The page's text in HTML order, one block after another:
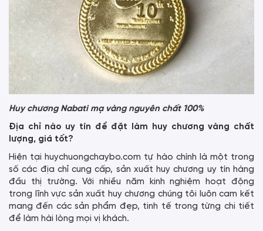
Huy chương Nabati mạ vàng nguyên chất 100%
Địa chỉ nào uy tín để đặt làm huy chương vàng chất
lượng, giá tốt?
Hiện tại huychuongchaybo.com tự hào chính là một trong
số các địa chỉ cung cấp, sản xuất huy chương uy tín hàng
đầu thị trường. Với nhiều năm kinh nghiệm hoạt động
trong lĩnh vực sản xuất huy chương chúng tôi luôn cam kết
mang đến các sản phẩm đẹp, tinh tế trong từng chi tiết
để làm hài lòng mọi vị khách.